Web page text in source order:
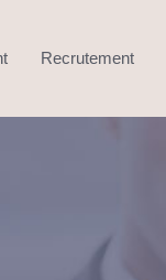
Recrutement